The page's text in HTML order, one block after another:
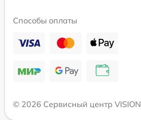
Способы оплаты
© 2026 Сервисный центр VISION